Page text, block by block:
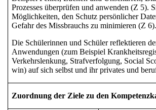
Prozesses überprüfen und anwenden (Z 5).
Möglichkeiten, den Schutz persönlicher
Gefahr des Missbrauchs zu minimieren (Z 6).
Die Schülerinnen und Schüler reflektieren
Anwendungen (zum Beispiel
Verkehrslenkung, Strafverfolgung, Social
win) auf sich selbst und ihr privates und
Zuordnung der Ziele zu den